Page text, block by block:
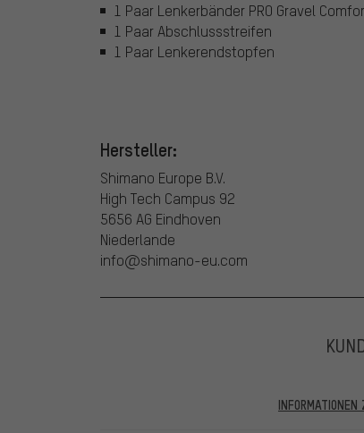
1 Paar Lenkerbänder PRO Gravel
1 Paar Abschlussstreifen
1 Paar Lenkerendstopfen
Hersteller:
Shimano Europe B.V.
High Tech Campus 92
5656 AG Eindhoven
Niederlande
info@shimano-eu.com
INFORMATIONEN